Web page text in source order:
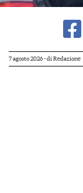
7 agosto 2026- di Redazione